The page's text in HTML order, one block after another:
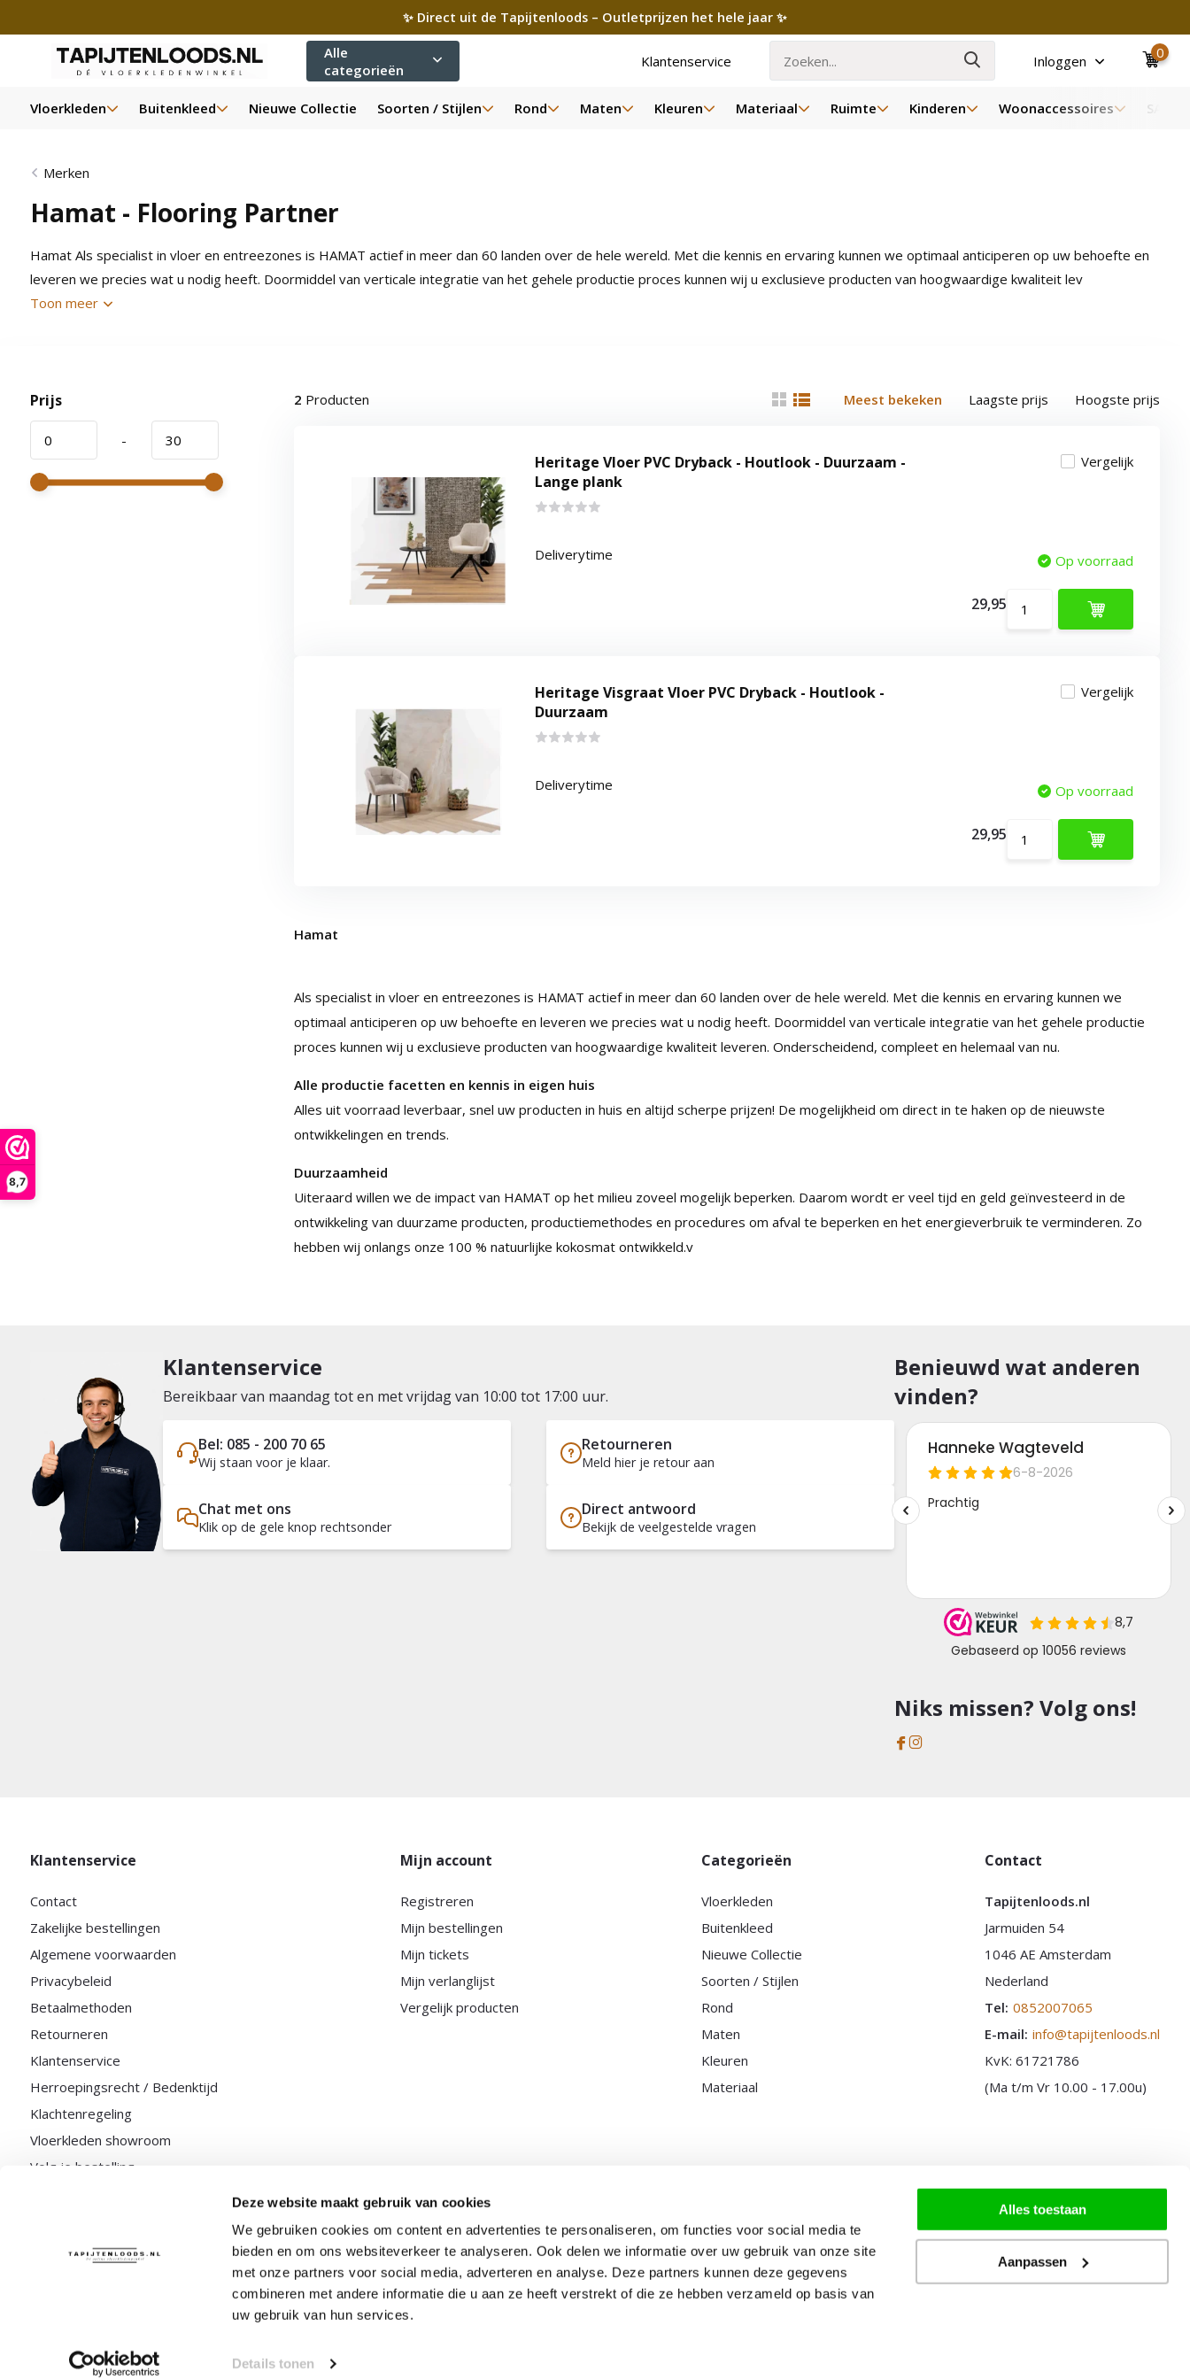
Deze website maakt gebruik van cookies
We gebruiken cookies om content en advertenties te personaliseren, om functies voor social media te
bieden en om ons websiteverkeer te analyseren. Ook delen we informatie over uw gebruik van onze site
met onze partners voor social media, adverteren en analyse. Deze partners kunnen deze gegevens
combineren met andere informatie die u aan ze heeft verstrekt of die ze hebben verzameld op basis van
uw gebruik van hun services.
Details tonen
Alles toestaan
Aanpassen
8,7
✨ Direct uit de Tapijtenloods – Outletprijzen het hele jaar ✨
Alle
categorieën
Klantenservice Inloggen 0
Vloerkleden Buitenkleed Nieuwe Collectie Soorten / Stijlen Rond Maten Kleuren Materiaal Ruimte Kinderen Woonaccessoires SALE
Merken
Hamat - Flooring Partner
Hamat Als specialist in vloer en entreezones is HAMAT actief in meer dan 60 landen over de hele wereld. Met die kennis en ervaring kunnen we optimaal anticiperen op uw behoefte en
leveren we precies wat u nodig heeft. Doormiddel van verticale integratie van het gehele productie proces kunnen wij u exclusieve producten van hoogwaardige kwaliteit lev
Toon meer
Prijs
-
2 Producten Meest bekeken Laagste prijs Hoogste prijs
Heritage Vloer PVC Dryback - Houtlook - Duurzaam -
Lange plank
Deliverytime
Vergelijk
Op voorraad
29,95
Heritage Visgraat Vloer PVC Dryback - Houtlook -
Duurzaam
Deliverytime
Vergelijk
Op voorraad
29,95
Hamat
Als specialist in vloer en entreezones is HAMAT actief in meer dan 60 landen over de hele wereld. Met die kennis en ervaring kunnen we
optimaal anticiperen op uw behoefte en leveren we precies wat u nodig heeft. Doormiddel van verticale integratie van het gehele productie
proces kunnen wij u exclusieve producten van hoogwaardige kwaliteit leveren. Onderscheidend, compleet en helemaal van nu.
Alle productie facetten en kennis in eigen huis
Alles uit voorraad leverbaar, snel uw producten in huis en altijd scherpe prijzen! De mogelijkheid om direct in te haken op de nieuwste
ontwikkelingen en trends.
Duurzaamheid
Uiteraard willen we de impact van HAMAT op het milieu zoveel mogelijk beperken. Daarom wordt er veel tijd en geld geïnvesteerd in de
ontwikkeling van duurzame producten, productiemethodes en procedures om afval te beperken en het energieverbruik te verminderen. Zo
hebben wij onlangs onze 100 % natuurlijke kokosmat ontwikkeld.v
Klantenservice
Bereikbaar van maandag tot en met vrijdag van 10:00 tot 17:00 uur.
Bel: 085 - 200 70 65
Wij staan voor je klaar.
Retourneren
Meld hier je retour aan
Chat met ons
Klik op de gele knop rechtsonder
Direct antwoord
Bekijk de veelgestelde vragen
Benieuwd wat anderen
vinden?
Niks missen? Volg ons!
Klantenservice
Contact
Zakelijke bestellingen
Algemene voorwaarden
Privacybeleid
Betaalmethoden
Retourneren
Klantenservice
Herroepingsrecht / Bedenktijd
Klachtenregeling
Vloerkleden showroom
Volg je bestelling
Mijn account
Registreren
Mijn bestellingen
Mijn tickets
Mijn verlanglijst
Vergelijk producten
Categorieën
Vloerkleden
Buitenkleed
Nieuwe Collectie
Soorten / Stijlen
Rond
Maten
Kleuren
Materiaal
Contact
Tapijtenloods.nl
Jarmuiden 54
1046 AE Amsterdam
Nederland
Tel: 0852007065
E-mail: info@tapijtenloods.nl
KvK: 61721786
(Ma t/m Vr 10.00 - 17.00u)
© Copyright 2026 - Tapijtenloods.nl